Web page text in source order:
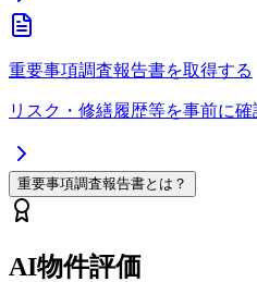
重要事項調査報告書を取得する
リスク・修繕履歴等を事前に確
重要事項調査報告書とは？
AI物件評価